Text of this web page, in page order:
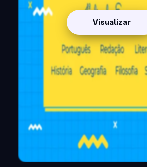
Visualizar